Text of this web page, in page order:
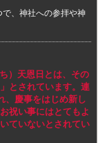
、神社への参拝や神
）天恩日とは、その
とされています。連
、慶事をはじめ新し
祝い事にはとてもよ
ていないとされてい